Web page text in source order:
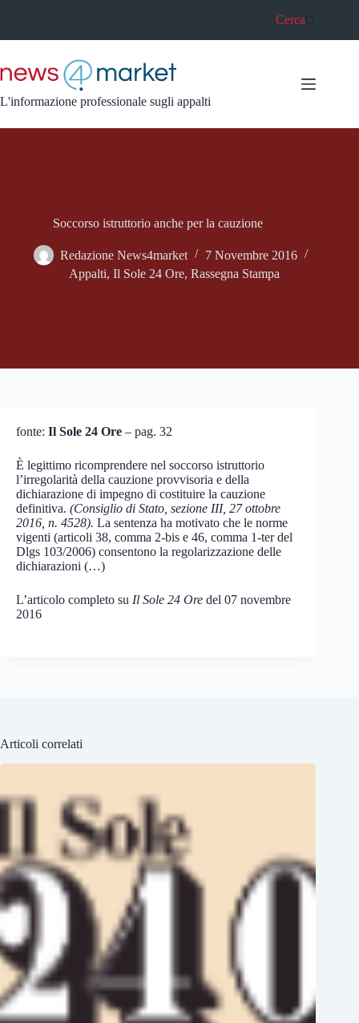
Cerca
L'informazione professionale sugli appalti
Soccorso istruttorio anche per la cauzione
Redazione News4market
7 Novembre 2016
Appalti, Il Sole 24 Ore, Rassegna Stampa
fonte: Il Sole 24 Ore – pag. 32
È legittimo ricomprendere nel soccorso istruttorio
l’irregolarità della cauzione provvisoria e della
dichiarazione di impegno di costituire la cauzione
definitiva. (Consiglio di Stato, sezione III, 27 ottobre
2016, n. 4528). La sentenza ha motivato che le norme
vigenti (articoli 38, comma 2-bis e 46, comma 1-ter del
Dlgs 103/2006) consentono la regolarizzazione delle
dichiarazioni (…)
L’articolo completo su Il Sole 24 Ore del 07 novembre
2016
Articoli correlati